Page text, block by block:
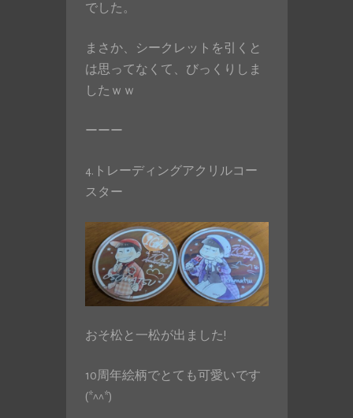
でした。
まさか、シークレットを引くと
は思ってなくて、びっくりしま
したｗｗ
ーーー
4.トレーディングアクリルコー
スター
おそ松と一松が出ました!
10周年絵柄でとても可愛いです
(*^^*)